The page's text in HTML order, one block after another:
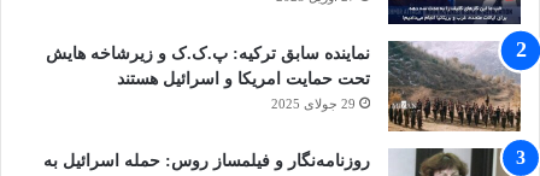
چیز جدایی از بقیه خطوط سازمان نبود، دنباله
همان خطوط درگیری‌های پس از ۳۰ تیر، ترور‌ها و
آتش زدن منازل و کشتن افراد حزب الهی و در
نهایت همین جریان شکنجه بود.
نماینده سابق ترکیه: پ.ک.ک و زیرشاخه هایش
تحت حمایت امریکا و اسرائیل هستند
29 جولای 2025
روزنامه‌نگار و فیلمساز روس: حمله اسرائیل به